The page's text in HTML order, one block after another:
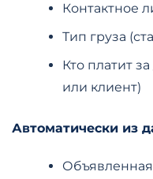
Контактное
Тип груза
Кто платит
или клиент)
Автоматически из
Объявленная